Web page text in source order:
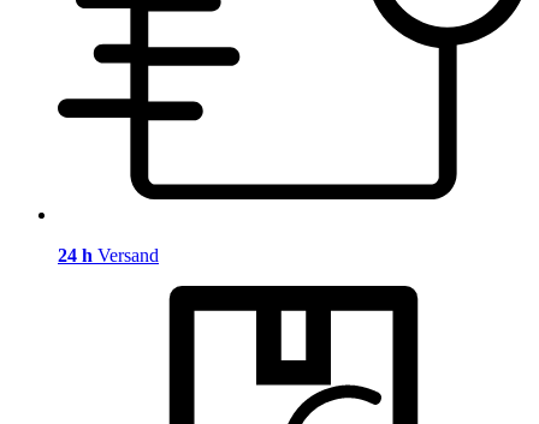
24 h Versand